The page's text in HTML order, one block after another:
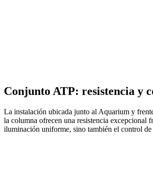
Conjunto ATP: resistencia y
La instalación ubicada junto al Aquarium y
la columna ofrecen una resistencia excepcional
iluminación uniforme, sino también el control